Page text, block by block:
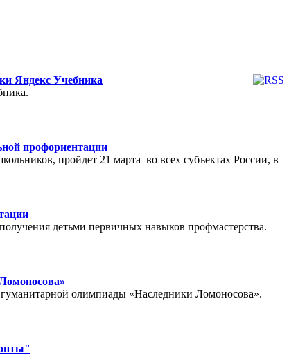
Яндекс Учебника
профориентации
пройдет 21 марта во всех субъектах России, в
детьми первичных навыков профмастерства.
олимпиады «Наследники Ломоносова».